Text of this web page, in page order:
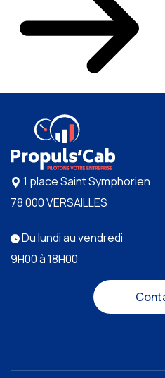
1 place Saint Symphorien
78 000 VERSAILLES
Du lundi au vendredi
9H00 à 18H00